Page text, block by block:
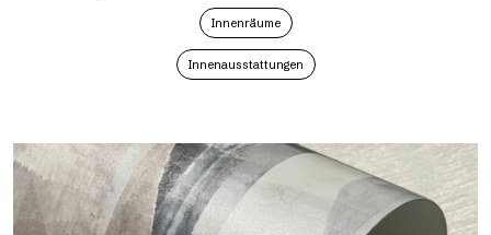
Innenräume
Innenausstattungen